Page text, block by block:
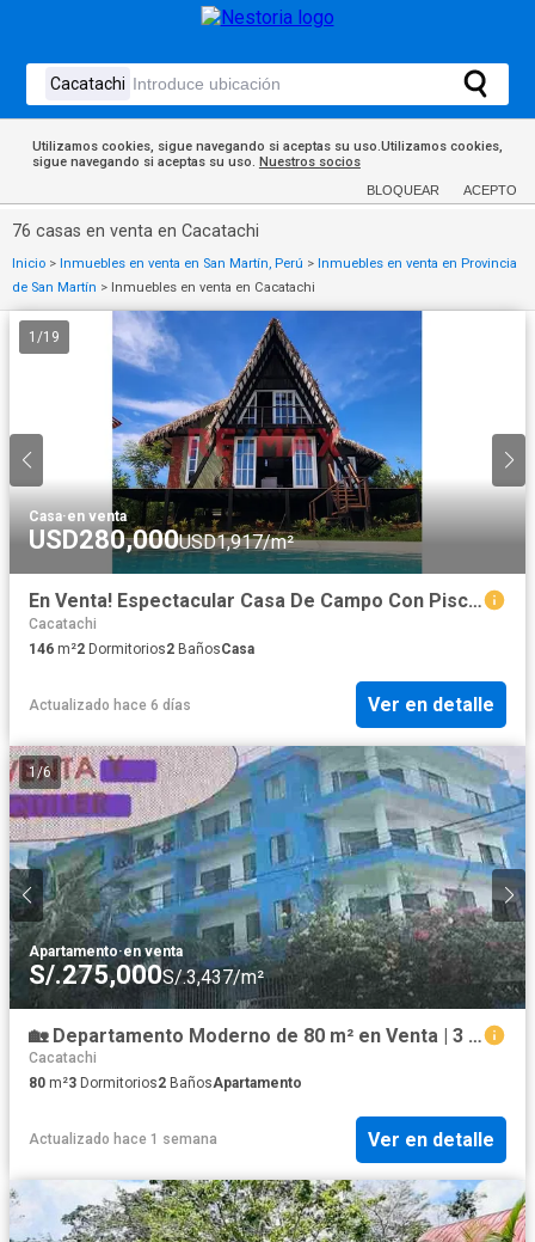
Utilizamos cookies, sigue navegando si aceptas su uso.Utilizamos cookies,
sigue navegando si aceptas su uso. Nuestros socios
BLOQUEAR ACEPTO
76 casas en venta en Cacatachi
Inicio > Inmuebles en venta en San Martín, Perú > Inmuebles en venta en Provincia
de San Martín > Inmuebles en venta en Cacatachi
1 /19
Casa·en venta
USD280,000USD1,917/m²
En Venta! Espectacular Casa De Campo Con Piscina En El Condominio Yanashpa En Tarapoto
Cacatachi
146 m²2 Dormitorios2 BañosCasa
Actualizado hace 6 días Ver en detalle
1/6
Apartamento·en venta
S/.275,000S/.3,437/m²
🏡 Departamento Moderno de 80 m² en Venta | 3 Dormitorios | Morales
Cacatachi
80 m²3 Dormitorios2 BañosApartamento
Actualizado hace 1 semana Ver en detalle